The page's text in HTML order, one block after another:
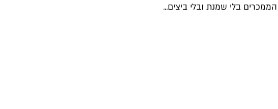
בלי שמנת ובלי ביצים...